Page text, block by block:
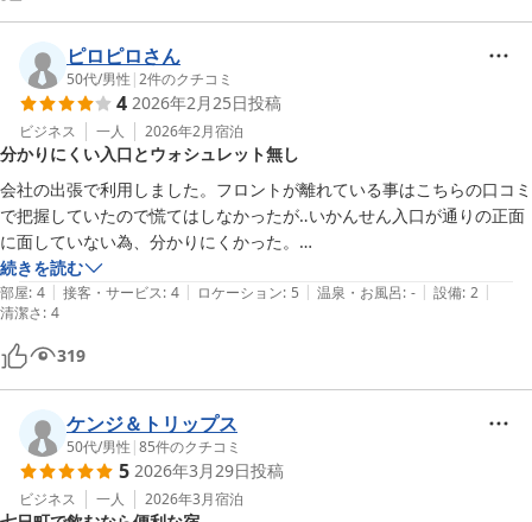
ピロピロさん
50代/男性 |2件のクチコミ
4 2026年2月25日投稿
ビジネス 一人 2026年2月宿泊
分かりにくい入口とウォシュレット無し
会社の出張で利用しました。フロントが離れている事はこちらの口コミ
で把握していたので慌てはしなかったが‥いかんせん入口が通りの正面
に面していない為、分かりにくかった。
室内は普通にキレイ（古いが）なんかマンションの部屋を改装したのか
な？謎のキッチンがついていた。
それとウォッシュレットが無いのでお尻が軟弱な方は避けたほうがよろ
し。
続きを読む
部屋: 4 | 接客・サービス: 4 | ロケーション: 5 | 温泉・お風呂: - | 設備: 2 |
清潔さ: 4
319
ケンジ＆トリップス
50代/男性 |85件のクチコミ
5 2026年3月29日投稿
ビジネス 一人 2026年3月宿泊